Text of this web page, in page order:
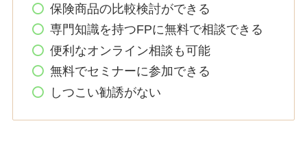
保険商品の比較検討ができる
専門知識を持つFPに無料で相談できる
便利なオンライン相談も可能
無料でセミナーに参加できる
しつこい勧誘がない